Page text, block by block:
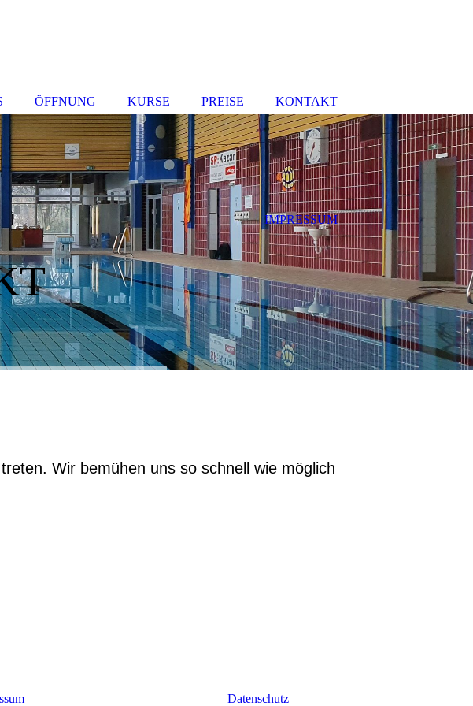
Wir bemühen uns so schnell wie möglich
Datenschutz
ÖFFNUNG KURSE PREISE KONTAKT
IMPRESSUM